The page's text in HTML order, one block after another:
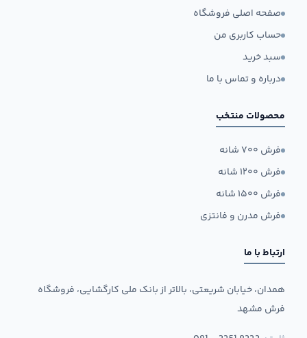
صفحه اصلی فروشگاه
حساب کاربری من
سبد خرید
درباره و تماس با ما
محصولات منتخب
فرش ۷۰۰ شانه
فرش ۱۲۰۰ شانه
فرش ۱۵۰۰ شانه
فرش مدرن و فانتزی
ارتباط با ما
همدان، خیابان شریعتی، بالاتر از بانک ملی کارگشایی، فروشگاه
فرش مشهد